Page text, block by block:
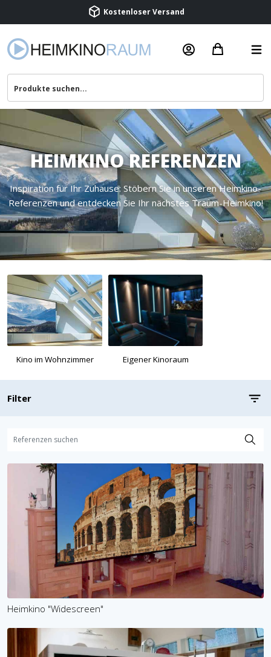
Kostenloser Versand
Beratung & Service
HEIMKINO REFERENZEN
Inspiration für Ihr Zuhause: Stöbern Sie in unseren Heimkino-
Referenzen und entdecken Sie Ihr nächstes Traum-Heimkino!
Kino im Wohnzimmer Eigener Kinoraum
Filter
Heimkino "Widescreen"